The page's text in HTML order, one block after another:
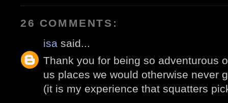
26 COMMENTS:
isa said...
Thank you for being so adventurous
us places we would otherwise never
(it is my experience that squatters